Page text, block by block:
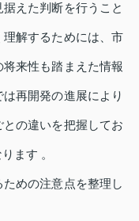
えた判断を行うこと
解するためには、市
来性も踏まえた情報
再開発の進展により
の違いを把握してお
ます 。
めの注意点を整理し